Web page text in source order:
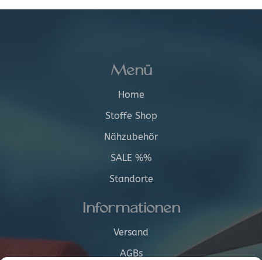
Menü
Home
Stoffe Shop
Nähzubehör
SALE %%
Standorte
Informationen
Versand
AGBs